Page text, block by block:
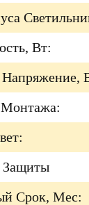
Вт:
Защиты
Срок, Мес: